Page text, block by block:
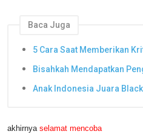
Baca Juga
5 Cara Saat Memberikan
Bisahkah Mendapatkan
Anak Indonesia Juara
akhirnya selamat mencoba